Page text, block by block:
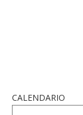
CALENDARIO